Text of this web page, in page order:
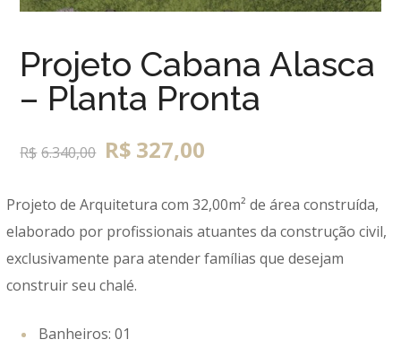
Projeto Cabana Alasca
– Planta Pronta
R$ 6.340,00 R$ 327,00
Projeto de Arquitetura com 32,00m² de área construída,
elaborado por profissionais atuantes da construção civil,
exclusivamente para atender famílias que desejam
construir seu chalé.
Banheiros: 01